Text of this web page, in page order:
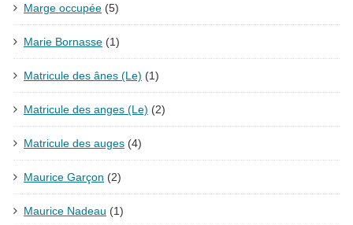
Marge occupée (5)
Marie Bornasse (1)
Matricule des ânes (Le) (1)
Matricule des anges (Le) (2)
Matricule des auges (4)
Maurice Garçon (2)
Maurice Nadeau (1)